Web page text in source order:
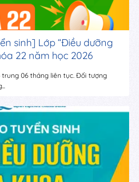
sinh] Lớp “Điều dưỡng
22 năm học 2026
trung 06 tháng liên tục. Đối tượng